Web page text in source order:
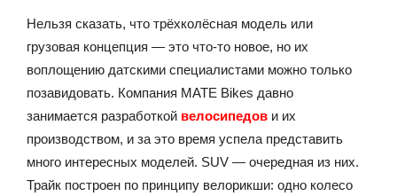
Нельзя сказать, что трёхколёсная модель или
грузовая концепция — это что-то новое, но их
воплощению датскими специалистами можно только
позавидовать. Компания MATE Bikes давно
занимается разработкой велосипедов и их
производством, и за это время успела представить
много интересных моделей. SUV — очередная из них.
Трайк построен по принципу велорикши: одно колесо